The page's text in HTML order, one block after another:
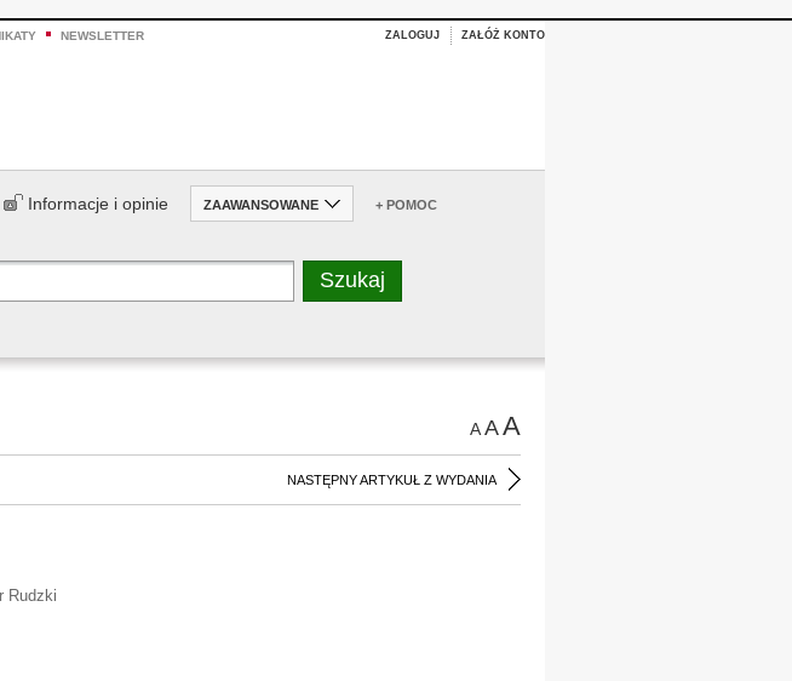
NEWSLETTER ZALOGUJ ZAŁÓŻ KONTO
Informacje i opinie ZAAWANSOWANE + POMOC
AAA
NASTĘPNY ARTYKUŁ Z WYDANIA
Rudzki